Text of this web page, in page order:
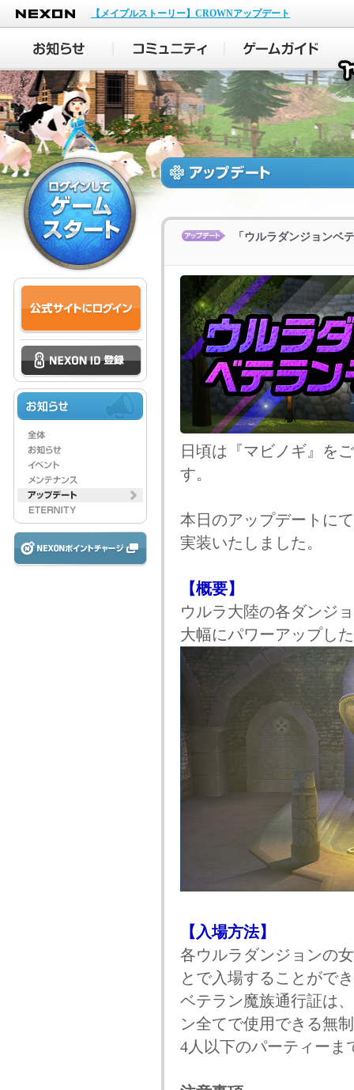
NEXON
【メイプルストーリー】CROWNアップデート
「ウルラダンジョンベ
日頃は『マビノギ』を
す。
本日のアップデートに
実装いたしました。
【概要】
ウルラ大陸の各ダンジ
大幅にパワーアップし
【入場方法】
各ウルラダンジョンの
とで入場することがで
ベテラン魔族通行証は
ン全てで使用できる無
4人以下のパーティーま